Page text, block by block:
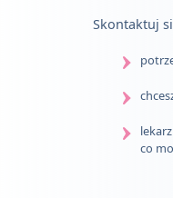
Skontaktuj
co